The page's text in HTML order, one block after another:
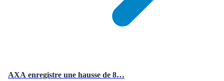
AXA enregistre une hausse de 8…